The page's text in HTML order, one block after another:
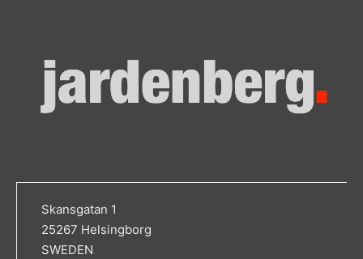
Skansgatan 1
25267 Helsingborg
SWEDEN